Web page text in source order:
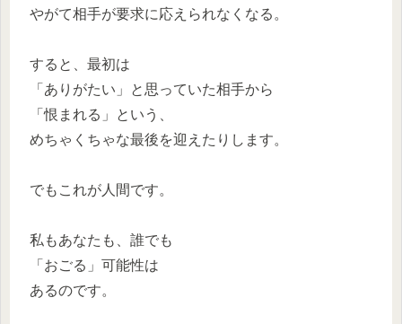
やがて相手が要求に応えられなくなる。
すると、最初は
「ありがたい」と思っていた相手から
「恨まれる」という、
めちゃくちゃな最後を迎えたりします。
でもこれが人間です。
私もあなたも、誰でも
「おごる」可能性は
あるのです。